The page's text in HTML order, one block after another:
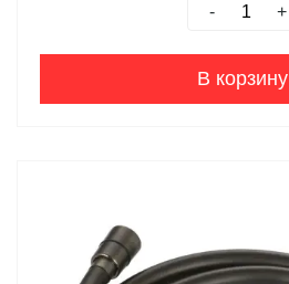
- +
В корзину